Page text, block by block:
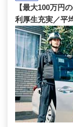
【最大100万円
利厚生充実／平